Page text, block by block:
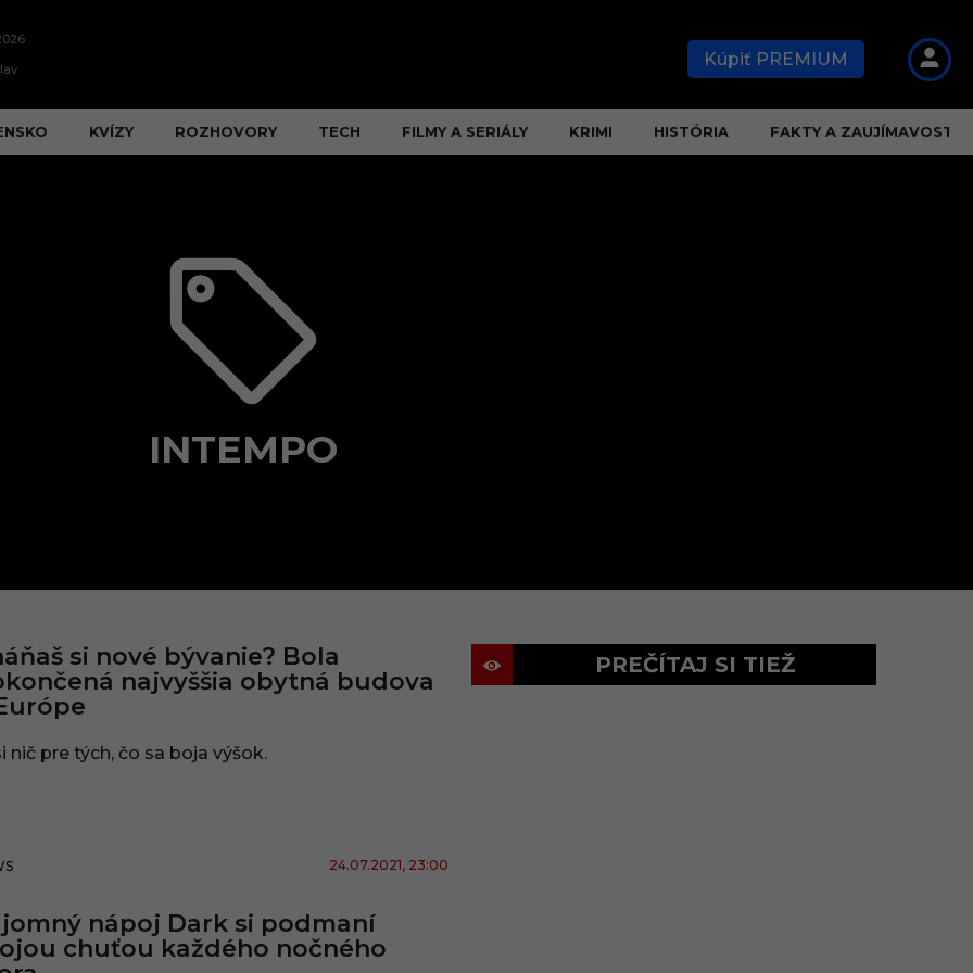
Kúpiť PREMIUM
KVÍZY ROZHOVORY TECH FILMY A SERIÁLY KRIMI HISTÓRIA FAKTY A ZAUJÍMAVOSTI
INTEMPO
si nové bývanie? Bola
najvyššia obytná budova
nič pre tých, čo sa boja výšok.
24.07.2021, 23:00
nápoj Dark si podmaní
chuťou každého nočného
PREČÍTAJ SI TIEŽ